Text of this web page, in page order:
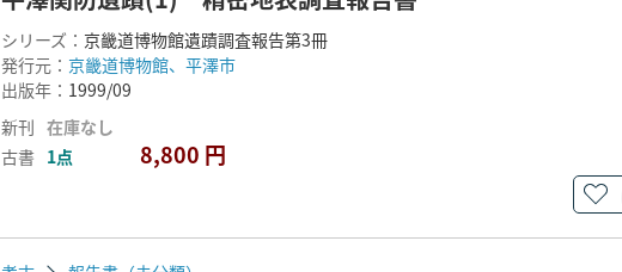
シリーズ： 京畿道博物館遺蹟調査報告第3冊
発行元： 京畿道博物館、平澤市
出版年： 1999/09
新刊 在庫なし
古書 1点 8,800 円